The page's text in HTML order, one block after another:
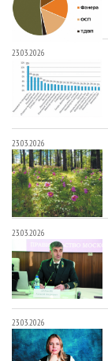
23.03.2026
23.03.2026
23.03.2026
23.03.2026